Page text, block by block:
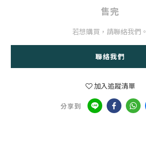
售完
若想購買，請聯絡我們。
聯絡我們
加入追蹤清單
分享到